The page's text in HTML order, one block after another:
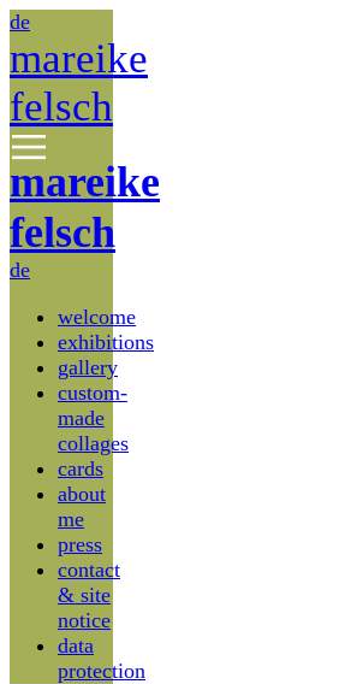
de
mareike
felsch
mareike
felsch
de
welcome
exhibitions
gallery
custom-
made
collages
cards
about
me
press
contact
& site
notice
data
protection